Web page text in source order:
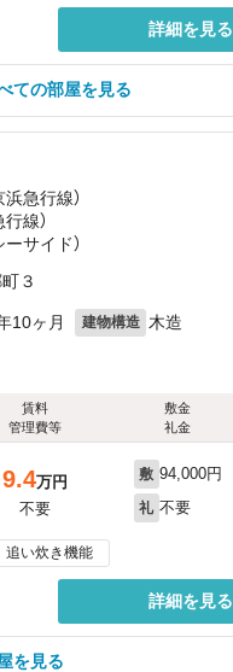
詳細を見る
ての部屋を見る
浜急行線）
線）
ーサイド）
３
10ヶ月 建物構造 木造
賃料
管理費等
敷金
礼金
9.4万円
不要
敷 94,000円
礼 不要
追い炊き機能
詳細を見る
を見る